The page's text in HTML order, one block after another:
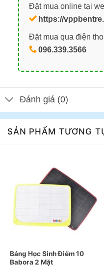
Đặt mua online tại
https://
Đặt mua qua điện
096.339.3566
Đánh giá (0)
SẢN PHẨM TƯƠNG
Bảng Học Sinh Điểm 10
Babora 2 Mặt